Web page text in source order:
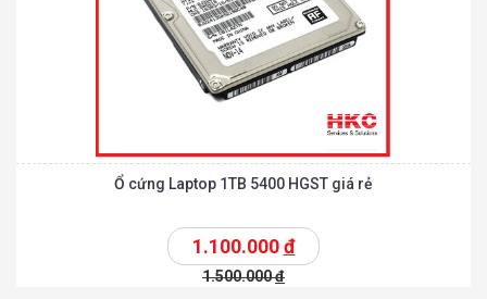
Ổ cứng Laptop 1TB 5400 HGST giá rẻ
1.100.000đ
1.500.000đ